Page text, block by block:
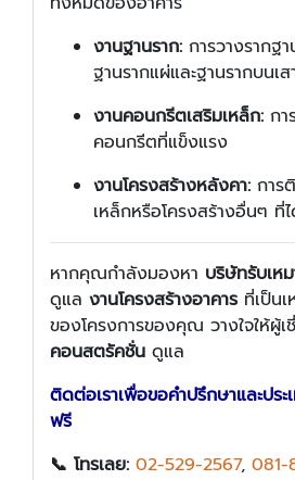
งานฐานราก: การวางราก
ฐานรากแผ่และฐานรากบนเส
งานคอนกรีตเสริมเหล็ก: กา
คอนกรีตที่แข็งแรง
งานโครงสร้างหลังคา: การ
เหล็กหรือโครงสร้างอื่นๆ ที่
หากคุณกำลังมองหา บริษัทรับเห
ดูแล งานโครงสร้างอาคาร ที่เป็น
ของโครงการของคุณ วางใจให้ผู้
คอนสตรัคชั่น ดูแล
ติดต่อเราเพื่อขอคำปรึกษาและประ
ฟรี
📞 โทรเลย: 02-529-2567, 081-